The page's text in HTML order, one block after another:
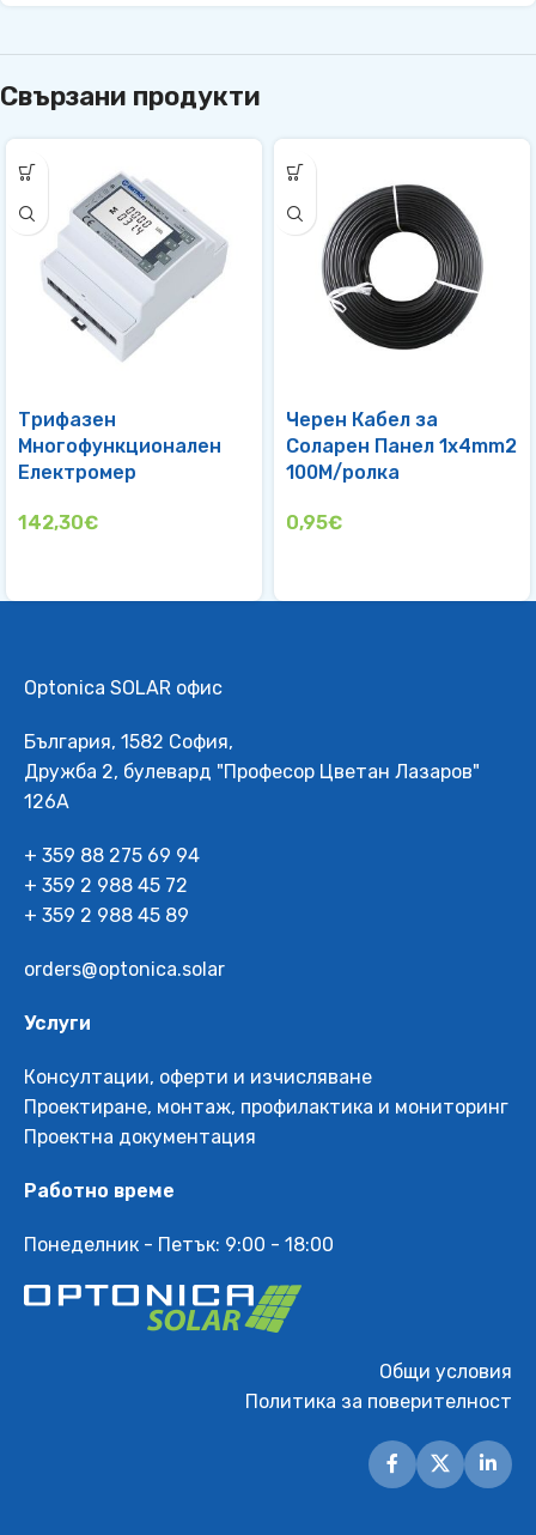
Свързани продукти
Трифазен
Многофункционален
Електромер
142,30€
Черен Кабел за
Соларен Панел 1х4mm2
100M/ролка
0,95€
Optonica SOLAR офис
България, 1582 София,
Дружба 2, булевард "Професор Цветан Лазаров"
126А
+ 359 88 275 69 94
+ 359 2 988 45 72
+ 359 2 988 45 89
orders@optonica.solar
Услуги
Консултации, оферти и изчисляване
Проектиране, монтаж, профилактика и мониторинг
Проектна документация
Работно време
Понеделник - Петък: 9:00 - 18:00
Общи условия
Политика за поверителност